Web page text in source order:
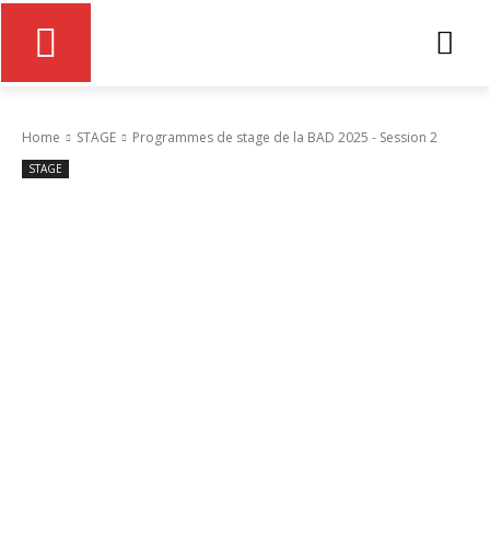
Home STAGE Programmes de stage de la BAD 2025 - Session 2
STAGE